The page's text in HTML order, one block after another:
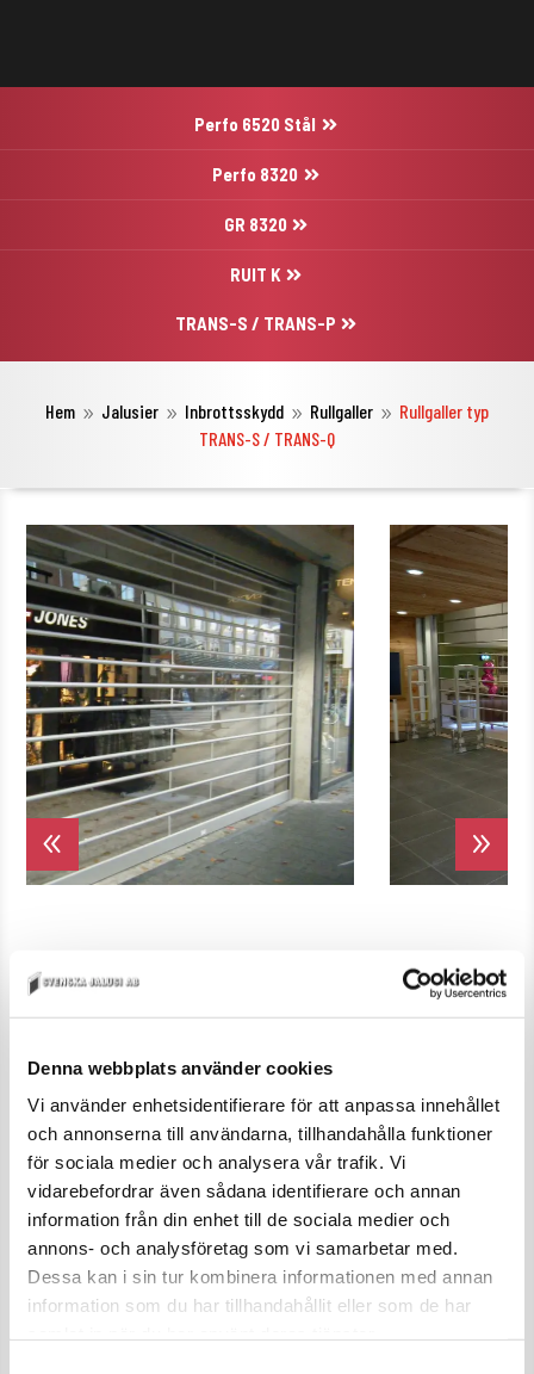
Denna webbplats använder cookies
Vi använder enhetsidentifierare för att anpassa innehållet
och annonserna till användarna, tillhandahålla funktioner
för sociala medier och analysera vår trafik. Vi
vidarebefordrar även sådana identifierare och annan
information från din enhet till de sociala medier och
annons- och analysföretag som vi samarbetar med.
Dessa kan i sin tur kombinera informationen med annan
information som du har tillhandahållit eller som de har
Perfo 6520 Stål
Perfo 8320
GR 8320
RUIT K
TRANS-S / TRANS-P
Hem 9 Jalusier 9 Inbrottsskydd 9 Rullgaller 9 Rullgaller typ
TRANS-S / TRANS-Q
SKYDDSJALUSI TYP TRANS-
S / TRANS-Q